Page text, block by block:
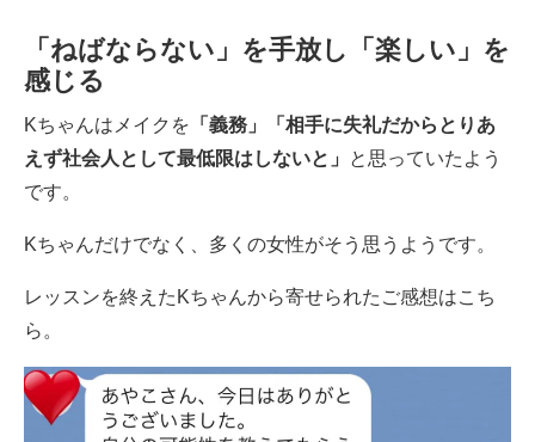
「ねばならない」を手放し「楽しい」を
感じる
Kちゃんはメイクを 「義務」「相手に失礼だからとりあ
えず社会人として最低限はしないと」
と思っていたよう
です。
Kちゃんだけでなく、多くの女性がそう思うようです。
レッスンを終えたKちゃんから寄せられたご感想はこち
ら。